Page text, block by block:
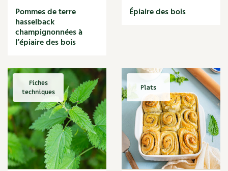
Nichoir
Noisette
Noix
Nourriture
Nuisibles
Numérique
Nutriments
Observation
Œuf
Oignon
Oiseaux
Olivier
Pommes de terre
hasselback
champignonnées à
l’épiaire des bois
Épiaire des bois
Fiches
techniques
Plats